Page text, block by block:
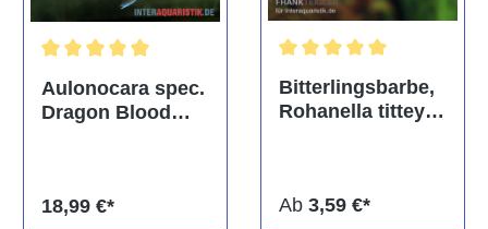
Durchschnittliche Bewertung von 5 von 5 Sternen
Aulonocara spec.
Dragon Blood
18,99 €*
Bitterlingsbarbe,
Rohanella titteya,
Ab 3,59 €*